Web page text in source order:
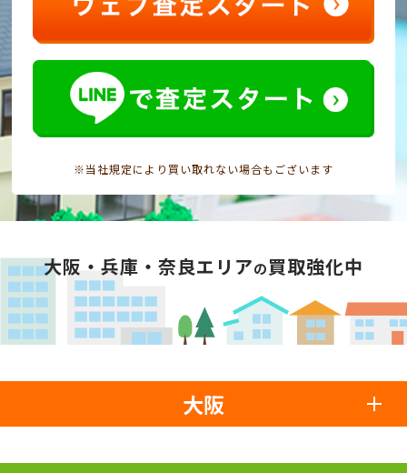
※当社規定により買い取れない場合もございます
大阪・兵庫・奈良エリアの買取強化中
大阪